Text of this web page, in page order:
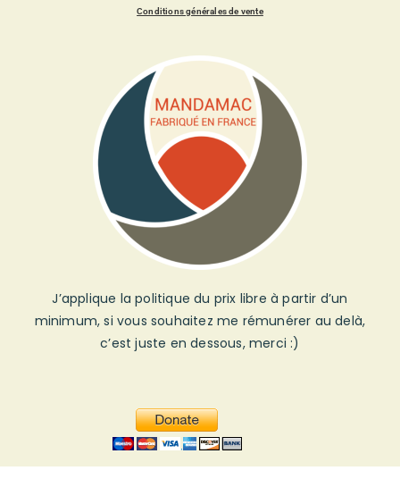
Conditions générales de vente
J’applique la politique du prix libre à partir d’un
minimum, si vous souhaitez me rémunérer au delà,
c’est juste en dessous, merci :)